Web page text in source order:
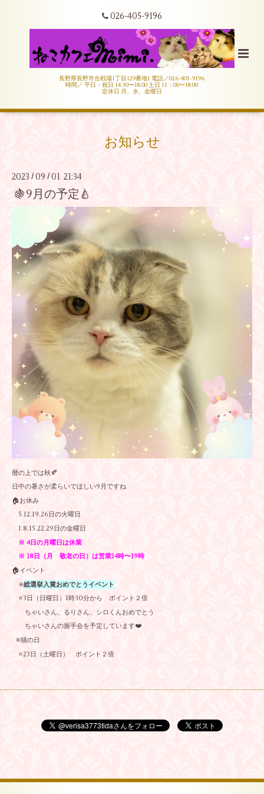
026-405-9196
長野県長野市合戦場1丁目129番地1 電話／026-405-9196
時間／ 平日・祝日 14:30〜18:00 土日 11：00〜18:00
定休日 月、水、金曜日
お知らせ
2023 /09 /01 21:34
🍇9月の予定🍐
暦の上では秋🍂
日中の暑さが柔らいでほしい9月ですね
🏠お休み
5.12.19.26日の火曜日
1.8.15.22.29日の金曜日
※ 4日の月曜日は休業
※ 18日（月 敬老の日）は営業14時〜19時
🏠イベント
✳️総選挙入賞おめでとうイベント
⭐️3日（日曜日）1時30分から ポイント２倍
ちゃいさん、るりさん、シロくんおめでとう
ちゃいさんの握手会を予定しています❤️
✳️猫の日
⭐️23日（土曜日） ポイント２倍